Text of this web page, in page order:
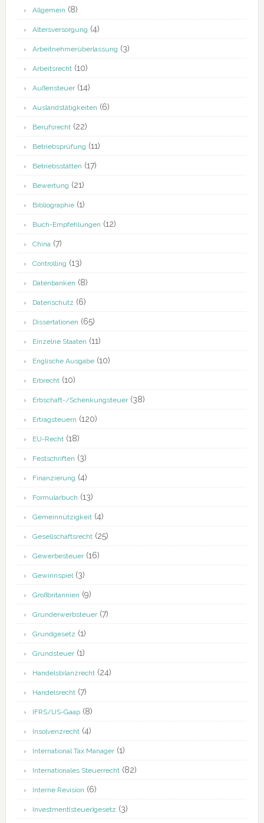
Allgemein (8)
Altersversorgung (4)
Arbeitnehmerüberlassung (3)
Arbeitsrecht(10)
Außensteuer(14)
Auslandstätigkeiten (6)
Berufsrecht(22)
Betriebsprüfung (11)
Betriebsstätten (17)
Bewertung (21)
Bibliographie(1)
Buch-Empfehlungen (12)
China(7)
Controlling (13)
Datenbanken (8)
Datenschutz (6)
Dissertationen (65)
Einzelne Staaten (11)
Englische Ausgabe(10)
Erbrecht(10)
Erbschaft-/Schenkungsteuer(38)
Ertragsteuern (120)
EU-Recht(18)
Festschriften (3)
Finanzierung (4)
Formularbuch (13)
Gemeinnützigkeit(4)
Gesellschaftsrecht(25)
Gewerbesteuer(16)
Gewinnspiel(3)
Großbritannien (9)
Grunderwerbsteuer(7)
Grundgesetz (1)
Grundsteuer(1)
Handelsbilanzrecht(24)
Handelsrecht(7)
IFRS/US-Gaap(8)
Insolvenzrecht(4)
International Tax Manager(1)
Internationales Steuerrecht(82)
Interne Revision (6)
Investment(steuer)gesetz (3)